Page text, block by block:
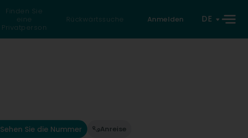
Finden Sie
eine
Privatperson
Rückwärtssuche Anmelden DE
Sehen Sie die Nummer Anreise